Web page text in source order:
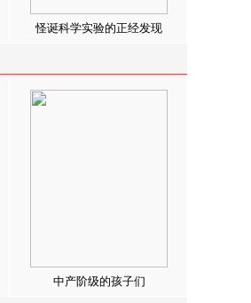
怪诞科学实验的正经发现
中产阶级的孩子们